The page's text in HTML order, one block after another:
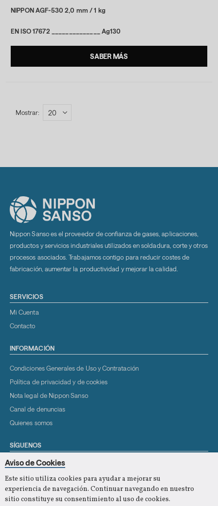
NIPPON AGF-530 2,0 mm / 1 kg
EN ISO 17672 ______________ Ag130
SABER MÁS
Mostrar
Nippon Sanso es el proveedor de confianza de gases, aplicaciones,
productos y servicios industriales utilizados en soldadura, corte y otros
procesos asociados. Trabajamos contigo para reducir costes de
fabricación, aumentar la productividad y mejorar la calidad.
SERVICIOS
Mi Cuenta
Contacto
INFORMACIÓN
Condiciones Generales de Uso y Contratación
Política de privacidad y de cookies
Nota legal de Nippon Sanso
Canal de denuncias
Quienes somos
SÍGUENOS
Youtube
Aviso de Cookies
Este sitio utiliza cookies para ayudar a mejorar su
experiencia de navegación. Continuar navegando en nuestro
sitio constituye su consentimiento al uso de cookies.